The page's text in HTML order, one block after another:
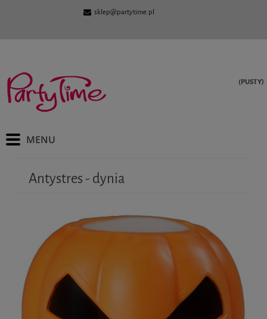
sklep@partytime.pl
(PUSTY)
Antystres - dynia